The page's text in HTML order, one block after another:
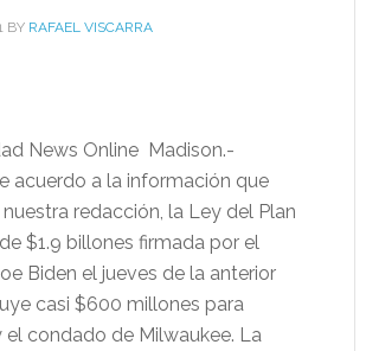
BY RAFAEL VISCARRA
News Online Madison.-
acuerdo a la información que
redacción, la Ley del Plan
$1.9 billones firmada por el
Biden el jueves de la anterior
casi $600 millones para
el condado de Milwaukee. La